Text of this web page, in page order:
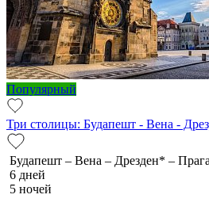
Популярный
Три столицы: Будапешт - Вена -
Будапешт – Вена – Дрезден* – Прага
6 дней
5 ночей